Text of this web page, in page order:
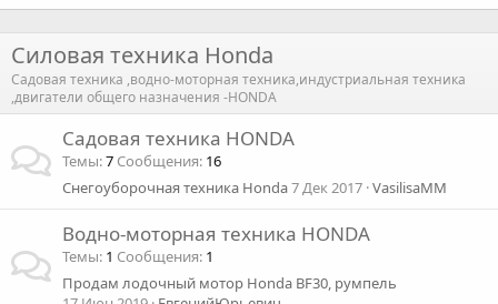
Силовая техника Honda
Садовая техника ,водно-моторная техника,индустриальная техника
,двигатели общего назначения -HONDA
Садовая техника HONDA
Темы 7 Сообщения 16
Снегоуборочная техника Honda7 Дек 2017 VasilisaMM
Водно-моторная техника HONDA
Темы 1 Сообщения 1
Продам лодочный мотор Honda BF30, румпель